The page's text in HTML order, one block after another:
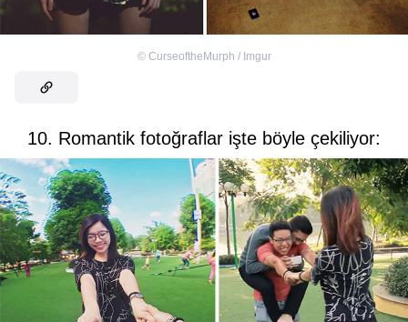
© CurseoftheMurph / Imgur
10. Romantik fotoğraflar işte böyle çekiliyor: